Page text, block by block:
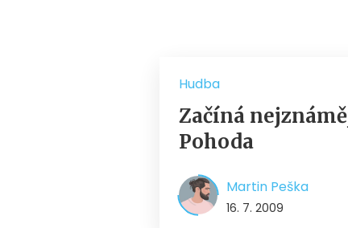
Hudba
Začíná
Pohoda
Martin Peška
16. 7. 2009